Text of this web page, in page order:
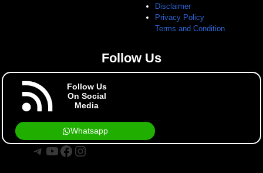
Disclaimer
Privacy Policy
Terms and Condition
Follow Us
Follow Us
On Social
Media
Whatsapp
Telegram
YouTube
Facebook
Instagram